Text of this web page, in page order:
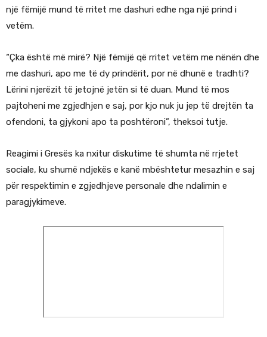
një fëmijë mund të rritet me dashuri edhe nga një prind i
vetëm.
“Çka është më mirë? Një fëmijë që rritet vetëm me nënën dhe
me dashuri, apo me të dy prindërit, por në dhunë e tradhti?
Lërini njerëzit të jetojnë jetën si të duan. Mund të mos
pajtoheni me zgjedhjen e saj, por kjo nuk ju jep të drejtën ta
ofendoni, ta gjykoni apo ta poshtëroni”, theksoi tutje.
Reagimi i Gresës ka nxitur diskutime të shumta në rrjetet
sociale, ku shumë ndjekës e kanë mbështetur mesazhin e saj
për respektimin e zgjedhjeve personale dhe ndalimin e
paragjykimeve.